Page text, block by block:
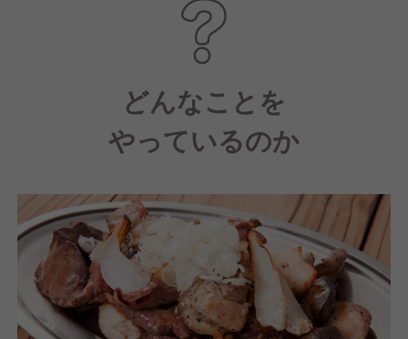
どんなことを
やっているのか